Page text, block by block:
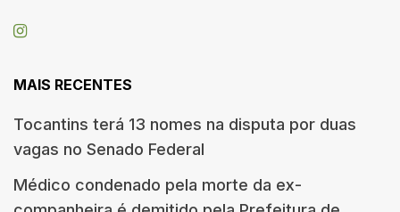
MAIS RECENTES
Tocantins terá 13 nomes na disputa por duas
vagas no Senado Federal
Médico condenado pela morte da ex-